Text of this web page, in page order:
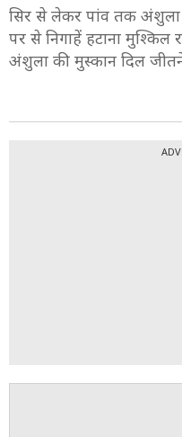
सिर से लेकर पांव तक
पर से निगाहें हटाना मुश्किल
अंशुला की मुस्कान दिल